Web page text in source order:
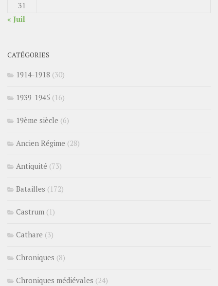
31
« Juil
CATÉGORIES
1914-1918 (30)
1939-1945 (16)
19ème siècle (6)
Ancien Régime (28)
Antiquité (73)
Batailles (172)
Castrum (1)
Cathare (3)
Chroniques (8)
Chroniques médiévales (24)